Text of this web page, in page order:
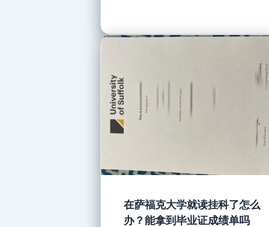
在萨福克大学就读挂科了怎么
办？能拿到毕业证成绩单吗